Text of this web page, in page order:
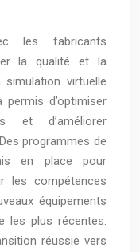
les fabricants
la qualité et la
virtuelle
d’optimiser
et d’améliorer
programmes de
en place pour
les compétences
équipements
les plus récentes.
réussie vers